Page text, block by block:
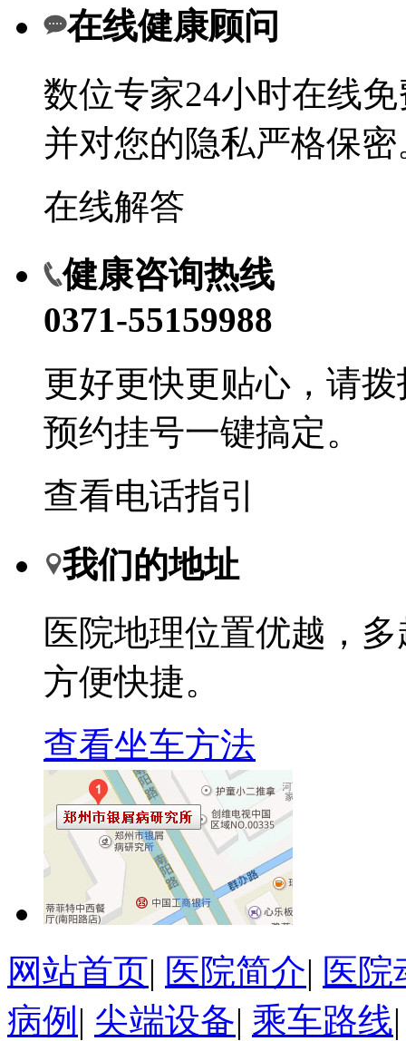
在线健康顾问
数位专家24小时在线
并对您的隐私严格保密
在线解答
健康咨询热线
0371-55159988
更好更快更贴心，请
预约挂号一键搞定。
查看电话指引
我们的地址
医院地理位置优越，
方便快捷。
查看坐车方法
网站首页| 医院简介| 医院
病例 | 尖端设备| 乘车路线